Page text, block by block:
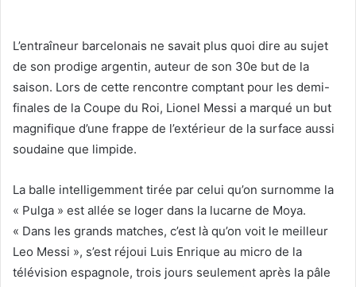
L’entraîneur barcelonais ne savait plus quoi dire au sujet
de son prodige argentin, auteur de son 30e but de la
saison. Lors de cette rencontre comptant pour les demi-
finales de la Coupe du Roi, Lionel Messi a marqué un but
magnifique d’une frappe de l’extérieur de la surface aussi
soudaine que limpide.
La balle intelligemment tirée par celui qu’on surnomme la
« Pulga » est allée se loger dans la lucarne de Moya.
« Dans les grands matches, c’est là qu’on voit le meilleur
Leo Messi », s’est réjoui Luis Enrique au micro de la
télévision espagnole, trois jours seulement après la pâle